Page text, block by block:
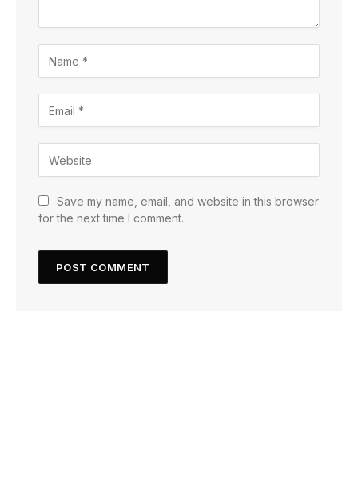
Save my name, email, and website in this browser
for the next time I comment.